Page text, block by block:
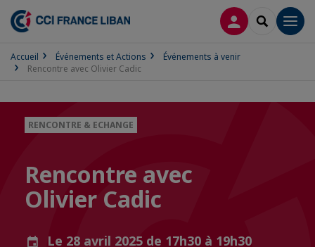
CONNEXION
Accueil Événements et Actions
Événements à venir
Rencontre avec Olivier Cadic
RENCONTRE & ECHANGE
Rencontre avec
Olivier Cadic
Le 28 avril 2025 de 17h30 à 19h30